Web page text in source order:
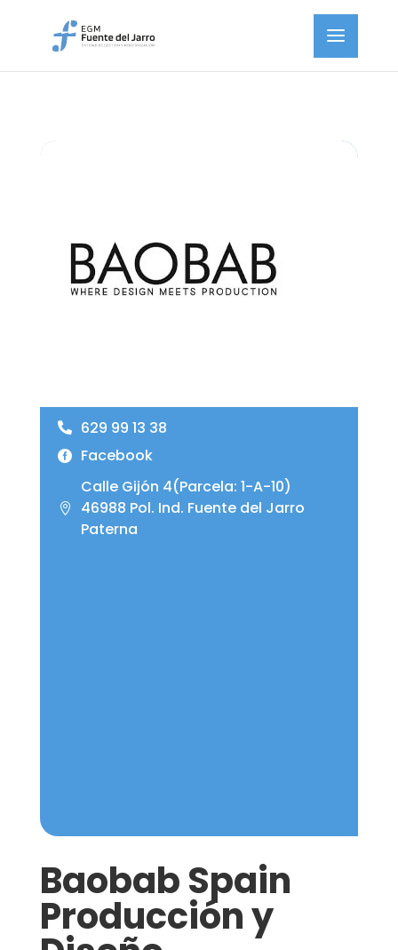
629 99 13 38
Facebook
Calle Gijón 4(Parcela: 1-A-10)
46988 Pol. Ind. Fuente del Jarro
Paterna
Baobab Spain
Producción y